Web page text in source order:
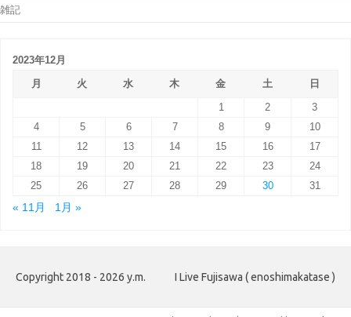
雑記
2023年12月
月
火 水 木 金 土
日
1
2
3
4
5 6 7 8 9
10
11
12 13 14 15 16
17
18
19 20 21 22 23
24
25
26 27 28 29 30
31
« 11月
1月 »
Copyright 2018 - 2026 y.m. I Live Fujisawa ( enoshimakatase )